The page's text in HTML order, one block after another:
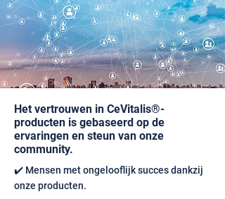
Het vertrouwen in CeVitalis®-
producten is gebaseerd op de
ervaringen en steun van onze
community.
✔️ Mensen met ongelooflijk succes dankzij
onze producten.